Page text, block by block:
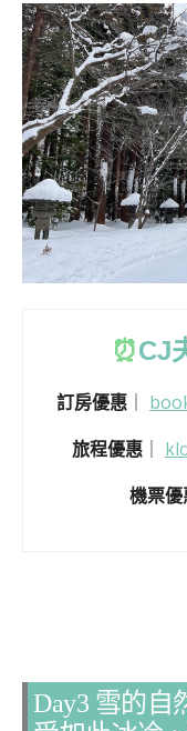
⏰CJ
訂房優惠
旅程優惠
機票優
Day3 雪的自